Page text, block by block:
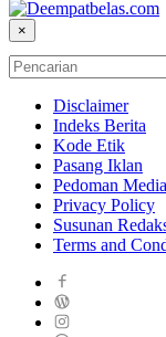
×
Disclaimer
Indeks Berita
Kode Etik
Pasang Iklan
Pedoman
Privacy Policy
Susunan
Terms and